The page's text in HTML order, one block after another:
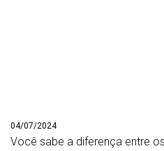
04/07/2024
Você sabe a diferença entre